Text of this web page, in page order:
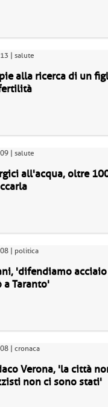
| salute
alla ricerca di un
| salute
all'acqua, oltre
| politica
'difendiamo
a Taranto'
| cronaca
Verona, 'la città
non ci sono stati'